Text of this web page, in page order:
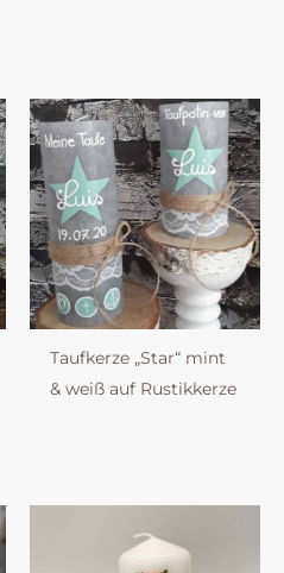
Taufkerze „Star“ mint
& weiß auf Rustikkerze